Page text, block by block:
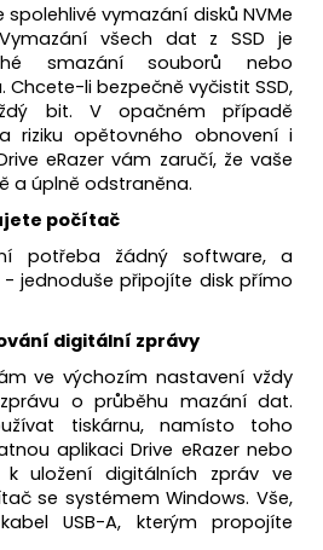
vymazání disků NVMe
všech dat z SSD je
smazání souborů nebo
li bezpečně vyčistit SSD,
bit. V opačném případě
riziku opětovného obnovení i
eRazer vám zaručí, že vaše
a úplně odstraněna.
počítač
potřeba žádný software, a
jednoduše připojíte disk přímo
digitální zprávy
ve výchozím nastavení vždy
o průběhu mazání dat.
tiskárnu, namísto toho
aplikaci Drive eRazer nebo
uložení digitálních zpráv ve
se systémem Windows. Vše,
USB-A, kterým propojíte